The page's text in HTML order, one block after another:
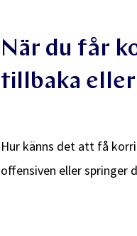
När du får
tillbaka
Hur känns det att få
offensiven eller springer